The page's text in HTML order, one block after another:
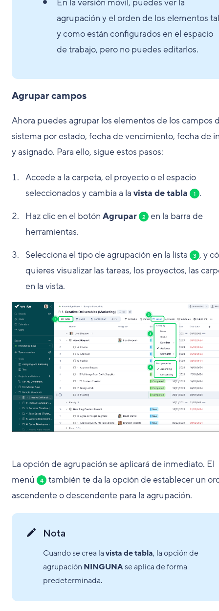
En la versión móvil, puedes ver la
agrupación y el orden de los elementos tal
y como están configurados en el espacio
de trabajo, pero no puedes editarlos.
Agrupar campos
Ahora puedes agrupar los elementos de los campos
sistema por estado, fecha de vencimiento, fecha de
y asignado. Para ello, sigue estos pasos:
Accede a la carpeta, el proyecto o el espacio
seleccionados y cambia a la vista de tabla 1 .
Haz clic en el botón Agrupar 2
en la barra de
herramientas.
Selecciona el tipo de agrupación en la lista
3 , y
quieres visualizar las tareas, los proyectos, las
en la vista.
La opción de agrupación se aplicará de inmediato. El
menú
4
también te da la opción de establecer un
ascendente o descendente para la agrupación.
Nota
Cuando se crea lavista de tabla, la opción de
agrupación NINGUNAse aplica de forma
predeterminada.